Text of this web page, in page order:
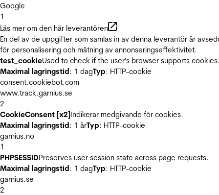
Google
1
Läs mer om den här leverantören
En del av de uppgifter som samlas in av denna leverantör är
för personalisering och mätning av annonseringseffektivitet.
test_cookieUsed to check if the user's browser supports
Maximal lagringstid: 1 dagTyp: HTTP-cookie
consent.cookiebot.com
www.track.garnius.se
2
CookieConsent [x2]Indikerar medgivande för cookies.
Maximal lagringstid: 1 årTyp: HTTP-cookie
garnius.no
1
PHPSESSIDPreserves user session state across page requests.
Maximal lagringstid: 1 dagTyp: HTTP-cookie
garnius.se
2